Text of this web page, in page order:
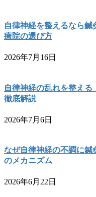
自律神経を整えるなら
療院の選び方
2026年7月16日
自律神経の乱れを整え
徹底解説
2026年7月6日
なぜ自律神経の不調に鍼
のメカニズム
2026年6月22日